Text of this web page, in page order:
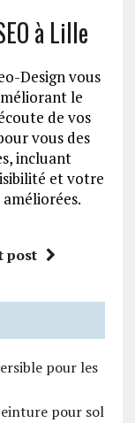
à Lille
Design vous
le
de vos
vous des
incluant
et votre
post
pour les
pour sol